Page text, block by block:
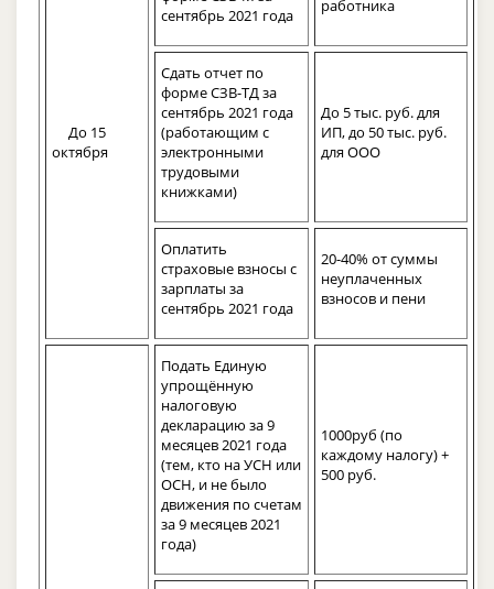
До 15
октября
сентябрь 2021 года
работника
Сдать отчет по
форме СЗВ-ТД за
сентябрь 2021 года
(работающим с
электронными
трудовыми
книжками)
До 5 тыс. руб. для
ИП, до 50 тыс. руб.
для ООО
Оплатить
страховые взносы с
зарплаты за
сентябрь 2021 года
20-40% от суммы
неуплаченных
взносов и пени
Подать Единую
упрощённую
налоговую
декларацию за 9
месяцев 2021 года
(тем, кто на УСН или
ОСН, и не было
движения по счетам
за 9 месяцев 2021
года)
1000руб (по
каждому налогу) +
500 руб.